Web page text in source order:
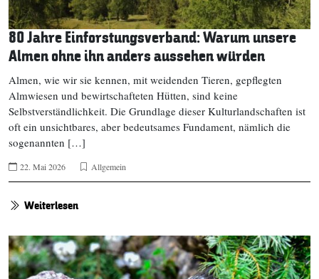
80 Jahre Einforstungsverband: Warum unsere
Almen ohne ihn anders aussehen würden
Almen, wie wir sie kennen, mit weidenden Tieren, gepflegten
Almwiesen und bewirtschafteten Hütten, sind keine
Selbstverständlichkeit. Die Grundlage dieser Kulturlandschaften ist
oft ein unsichtbares, aber bedeutsames Fundament, nämlich die
sogenannten […]
22. Mai 2026 Allgemein
Weiterlesen